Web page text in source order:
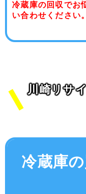
冷蔵庫の回収でお
い合わせください。
川崎リサ
冷蔵庫